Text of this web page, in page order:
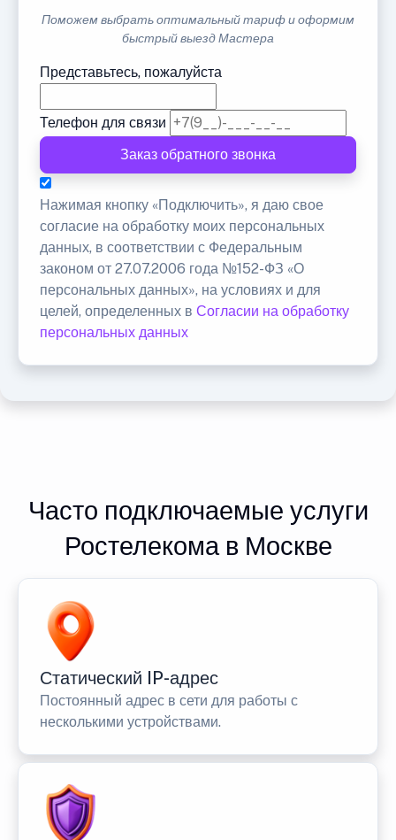
Поможем выбрать оптимальный тариф и оформим
быстрый выезд Мастера
Представьтесь, пожалуйста
Телефон для связи
Заказ обратного звонка
Нажимая кнопку «Подключить», я даю свое
согласие на обработку моих персональных
данных, в соответствии с Федеральным
законом от 27.07.2006 года №152-ФЗ «О
персональных данных», на условиях и для
целей, определенных в Согласии на обработку
персональных данных
Часто подключаемые услуги
Ростелекома в Москве
Статический IP-адрес
Постоянный адрес в сети для работы с
несколькими устройствами.